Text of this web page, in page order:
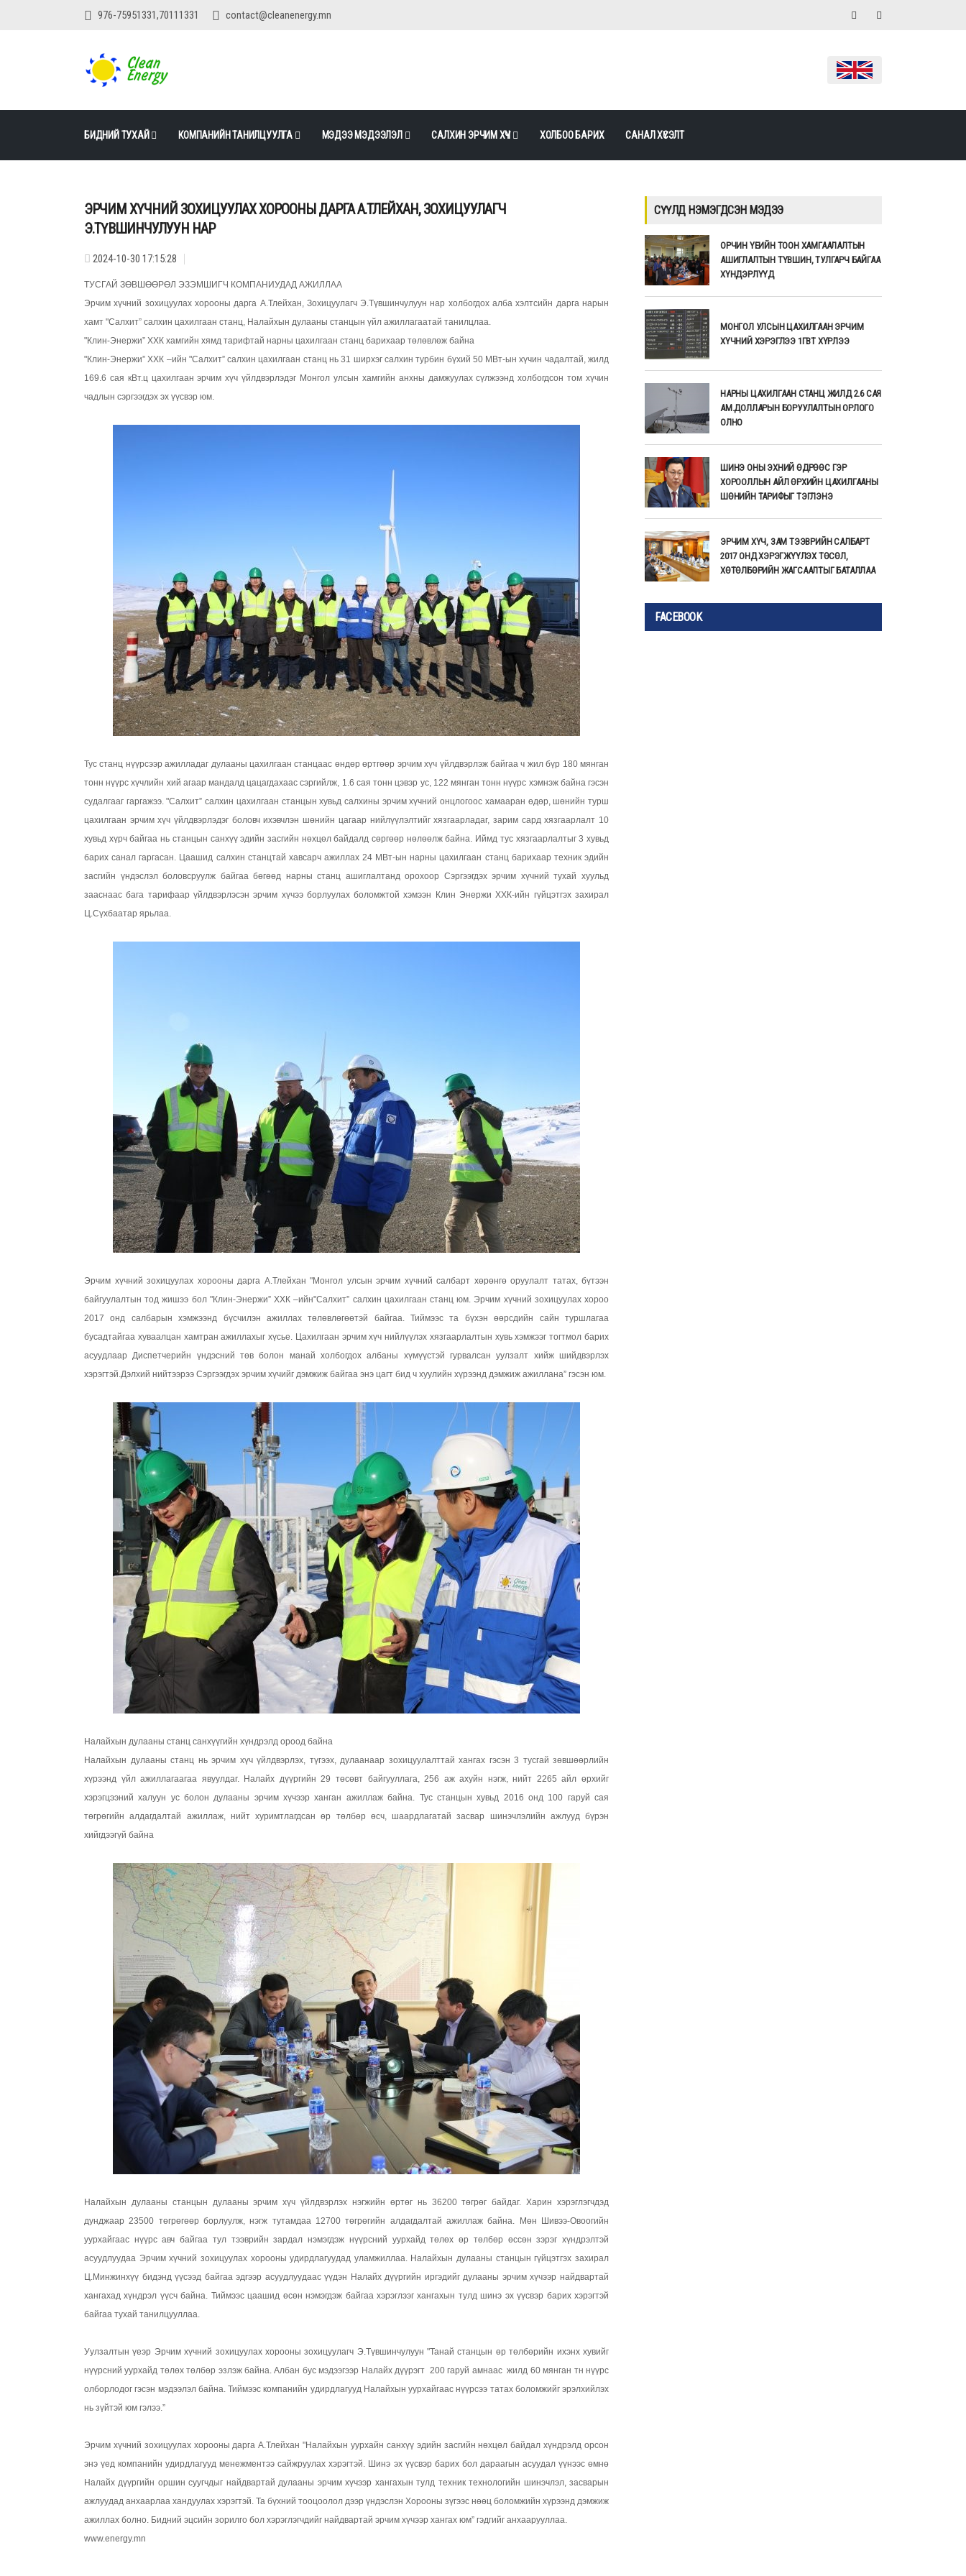
976-75951331,70111331 contact@cleanenergy.mn
БИДНИЙ ТУХАЙ КОМПАНИЙН ТАНИЛЦУУЛГА МЭДЭЭ МЭДЭЭЛЭЛ САЛХИН ЭРЧИМ ХҮЧ ХОЛБОО БАРИХ САНАЛ ХҮСЭЛТ
ЭРЧИМ ХҮЧНИЙ ЗОХИЦУУЛАХ ХОРООНЫ ДАРГА А.ТЛЕЙХАН, ЗОХИЦУУЛАГЧ
Э.ТҮВШИНЧУЛУУН НАР
2024-10-30 17:15:28
ТУСГАЙ ЗӨВШӨӨРӨЛ ЭЗЭМШИГЧ КОМПАНИУДАД АЖИЛЛАА
Эрчим хүчний зохицуулах хорооны дарга А.Тлейхан, Зохицуулагч Э.Түвшинчулуун нар холбогдох алба хэлтсийн дарга нарын
хамт "Салхит” салхин цахилгаан станц, Налайхын дулааны станцын үйл ажиллагаатай танилцлаа.
"Клин-Энержи” ХХК хамгийн хямд тарифтай нарны цахилгаан станц барихаар төлөвлөж байна
"Клин-Энержи” ХХК –ийн "Салхит” салхин цахилгаан станц нь 31 ширхэг салхин турбин бүхий 50 МВт-ын хүчин чадалтай, жилд
169.6 сая кВт.ц цахилгаан эрчим хүч үйлдвэрлэдэг Монгол улсын хамгийн анхны дамжуулах сүлжээнд холбогдсон том хүчин
чадлын сэргээгдэх эх үүсвэр юм.
Тус станц нүүрсээр ажилладаг дулааны цахилгаан станцаас өндөр өртгөөр эрчим хүч үйлдвэрлэж байгаа ч жил бүр 180 мянган
тонн нүүрс хүчлийн хий агаар мандалд цацагдахаас сэргийлж, 1.6 сая тонн цэвэр ус, 122 мянган тонн нүүрс хэмнэж байна гэсэн
судалгааг гаргажээ. "Салхит” салхин цахилгаан станцын хувьд салхины эрчим хүчний онцлогоос хамааран өдөр, шөнийн турш
цахилгаан эрчим хүч үйлдвэрлэдэг боловч ихэвчлэн шөнийн цагаар нийлүүлэлтийг хязгаарладаг, зарим сард хязгаарлалт 10
хувьд хүрч байгаа нь станцын санхүү эдийн засгийн нөхцөл байдалд сөргөөр нөлөөлж байна. Иймд тус хязгаарлалтыг 3 хувьд
барих санал гаргасан. Цаашид салхин станцтай хавсарч ажиллах 24 МВт-ын нарны цахилгаан станц барихаар техник эдийн
засгийн үндэслэл боловсруулж байгаа бөгөөд нарны станц ашиглалтанд орохоор Сэргээгдэх эрчим хүчний тухай хуульд
зааснаас бага тарифаар үйлдвэрлэсэн эрчим хүчээ борлуулах боломжтой хэмээн Клин Энержи ХХК-ийн гүйцэтгэх захирал
Ц.Сүхбаатар ярьлаа.
Эрчим хүчний зохицуулах хорооны дарга А.Тлейхан "Монгол улсын эрчим хүчний салбарт хөрөнгө оруулалт татах, бүтээн
байгуулалтын тод жишээ бол "Клин-Энержи” ХХК –ийн"Салхит” салхин цахилгаан станц юм. Эрчим хүчний зохицуулах хороо
2017 онд салбарын хэмжээнд бүсчилэн ажиллах төлөвлөгөөтэй байгаа. Тиймээс та бүхэн өөрсдийн сайн туршлагаа
бусадтайгаа хуваалцан хамтран ажиллахыг хүсье. Цахилгаан эрчим хүч нийлүүлэх хязгаарлалтын хувь хэмжээг тогтмол барих
асуудлаар Диспетчерийн үндэсний төв болон манай холбогдох албаны хүмүүстэй гурвалсан уулзалт хийж шийдвэрлэх
хэрэгтэй.Дэлхий нийтээрээ Сэргээгдэх эрчим хүчийг дэмжиж байгаа энэ цагт бид ч хуулийн хүрээнд дэмжиж ажиллана” гэсэн юм.
Налайхын дулааны станц санхүүгийн хүндрэлд ороод байна
Налайхын дулааны станц нь эрчим хүч үйлдвэрлэх, түгээх, дулаанаар зохицуулалттай хангах гэсэн 3 тусгай зөвшөөрлийн
хүрээнд үйл ажиллагаагаа явуулдаг. Налайх дүүргийн 29 төсөвт байгууллага, 256 аж ахуйн нэгж, нийт 2265 айл өрхийг
хэрэгцээний халуун ус болон дулааны эрчим хүчээр ханган ажиллаж байна. Тус станцын хувьд 2016 онд 100 гаруй сая
төгрөгийн алдагдалтай ажиллаж, нийт хуримтлагдсан өр төлбөр өсч, шаардлагатай засвар шинэчлэлийн ажлууд бүрэн
хийгдээгүй байна
Налайхын дулааны станцын дулааны эрчим хүч үйлдвэрлэх нэгжийн өртөг нь 36200 төгрөг байдаг. Харин хэрэглэгчдэд
дунджаар 23500 төгрөгөөр борлуулж, нэгж тутамдаа 12700 төгрөгийн алдагдалтай ажиллаж байна. Мөн Шивээ-Овоогийн
уурхайгаас нүүрс авч байгаа тул тээврийн зардал нэмэгдэж нүүрсний уурхайд төлөх өр төлбөр өссөн зэрэг хүндрэлтэй
асуудлуудаа Эрчим хүчний зохицуулах хорооны удирдлагуудад уламжиллаа. Налайхын дулааны станцын гүйцэтгэх захирал
Ц.Минжинхүү бидэнд үүсээд байгаа эдгээр асуудлуудаас үүдэн Налайх дүүргийн иргэдийг дулааны эрчим хүчээр найдвартай
хангахад хүндрэл үүсч байна. Тиймээс цаашид өсөн нэмэгдэж байгаа хэрэглээг хангахын тулд шинэ эх үүсвэр барих хэрэгтэй
байгаа тухай танилцууллаа.
Уулзалтын үеэр Эрчим хүчний зохицуулах хорооны зохицуулагч Э.Түвшинчулуун "Танай станцын өр төлбөрийн ихэнх хувийг
нүүрсний уурхайд төлөх төлбөр эзлэж байна. Албан бус мэдээгээр Налайх дүүрэгт 200 гаруй амнаас жилд 60 мянган тн нүүрс
олборлодог гэсэн мэдээлэл байна. Тиймээс компанийн удирдлагууд Налайхын уурхайгаас нүүрсээ татах боломжийг эрэлхийлэх
нь зүйтэй юм гэлээ.”
Эрчим хүчний зохицуулах хорооны дарга А.Тлейхан "Налайхын уурхайн санхүү эдийн засгийн нөхцөл байдал хүндрэлд орсон
энэ үед компанийн удирдлагууд менежментээ сайжруулах хэрэгтэй. Шинэ эх үүсвэр барих бол дараагын асуудал үүнээс өмнө
Налайх дүүргийн оршин суугчдыг найдвартай дулааны эрчим хүчээр хангахын тулд техник технологийн шинэчлэл, засварын
ажлуудад анхаарлаа хандуулах хэрэгтэй. Та бүхний тооцоолол дээр үндэслэн Хорооны зүгээс нөөц боломжийн хүрээнд дэмжиж
ажиллах болно. Бидний эцсийн зорилго бол хэрэглэгчдийг найдвартай эрчим хүчээр хангах юм” гэдгийг анхаарууллаа.
www.energy.mn
СҮҮЛД НЭМЭГДСЭН МЭДЭЭ
ОРЧИН ҮЕИЙН ТООН ХАМГААЛАЛТЫН
АШИГЛАЛТЫН ТҮВШИН, ТУЛГАРЧ БАЙГАА
ХҮНДЭРЛҮҮД
МОНГОЛ УЛСЫН ЦАХИЛГААН ЭРЧИМ
ХҮЧНИЙ ХЭРЭГЛЭЭ 1ГВТ ХҮРЛЭЭ
НАРНЫ ЦАХИЛГААН СТАНЦ ЖИЛД 2.6 САЯ
АМ.ДОЛЛАРЫН БОРУУЛАЛТЫН ОРЛОГО
ОЛНО
ШИНЭ ОНЫ ЭХНИЙ ӨДРӨӨС ГЭР
ХОРООЛЛЫН АЙЛ ӨРХИЙН ЦАХИЛГААНЫ
ШӨНИЙН ТАРИФЫГ ТЭГЛЭНЭ
ЭРЧИМ ХҮЧ, ЗАМ ТЭЭВРИЙН САЛБАРТ
2017 ОНД ХЭРЭГЖҮҮЛЭХ ТӨСӨЛ,
ХӨТӨЛБӨРИЙН ЖАГСААЛТЫГ БАТАЛЛАА
FACEBOOK